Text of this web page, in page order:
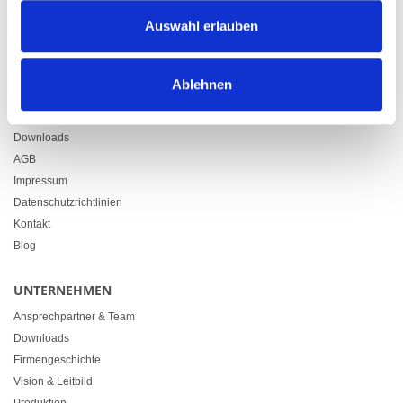
Auswahl erlauben
Ablehnen
Zürcherstrasse 37
LINKS
Downloads
AGB
Impressum
Datenschutzrichtlinien
Kontakt
Blog
UNTERNEHMEN
Ansprechpartner & Team
Downloads
Firmengeschichte
Vision & Leitbild